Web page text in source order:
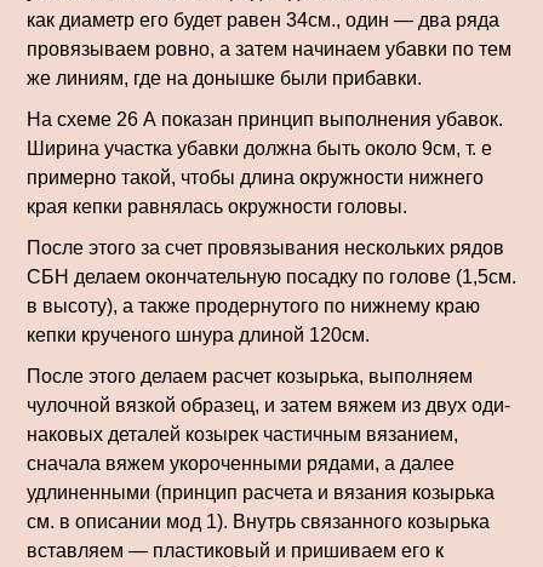
как диаметр его будет равен 34см., один — два ряда
провязываем ровно, а затем начинаем убавки по тем
же линиям, где на донышке были прибавки.
На схеме 26 А показан принцип выполнения убавок.
Ширина участка убавки должна быть около 9см, т. е
примерно такой, чтобы длина окруж­ности нижнего
края кепки равнялась окружности голо­вы.
После этого за счет провязывания нескольких рядов
СБН делаем окончательную посадку по голове (1,5см.
в высоту), а также продернутого по нижнему краю
кепки крученого шнура длиной 120см.
После этого делаем расчет козырька, выполняем
чулочной вязкой образец, и затем вяжем из двух оди­
наковых деталей козырек частичным вязанием,
сначала вяжем уко­роченными рядами, а далее
удлиненными (принцип расчета и вязания козырька
см. в описании мод 1). Внутрь связанного козырька
вставляем — пластиковый и пришиваем его к